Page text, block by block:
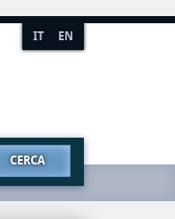
IT EN
CERCA